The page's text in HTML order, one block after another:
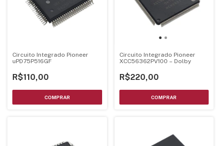
Circuito Integrado Pioneer
uPD75P516GF
R$110,00
Circuito Integrado Pioneer
XCC56362PV100 – Dolby
R$220,00